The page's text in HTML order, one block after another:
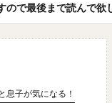
ので最後まで読んで欲
息子が気になる！
おたにしょうへい）
美
まさきやすあき）
いひであき）
ドレス・マルティネス